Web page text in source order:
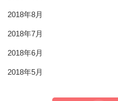
2018年8月
2018年7月
2018年6月
2018年5月